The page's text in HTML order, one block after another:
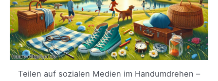
Teilen auf sozialen Medien im Handumdrehen –